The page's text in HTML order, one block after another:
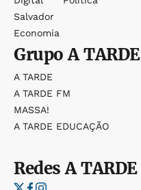
Salvador
Economia
GrupoA TARDE
A TARDE
A TARDE FM
MASSA!
A TARDE EDUCAÇÃO
RedesA TARDE